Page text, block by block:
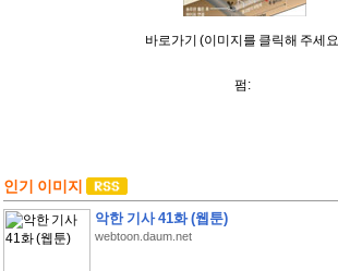
바로가기 (이미지를 클릭해 주세
펌:
인기 이미지
악한 기사 41화 (웹툰)
webtoon.daum.net